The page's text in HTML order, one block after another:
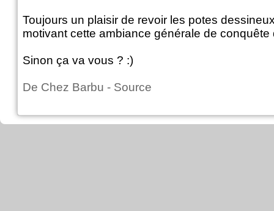
Toujours un plaisir de revoir les potes
motivant cette ambiance générale de conquête
Sinon ça va vous ? :)
De Chez Barbu - Source